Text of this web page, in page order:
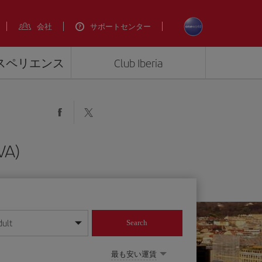
会社 サポートセンター
ペリエンス Club Iberia
ください
Search
最も安い運賃